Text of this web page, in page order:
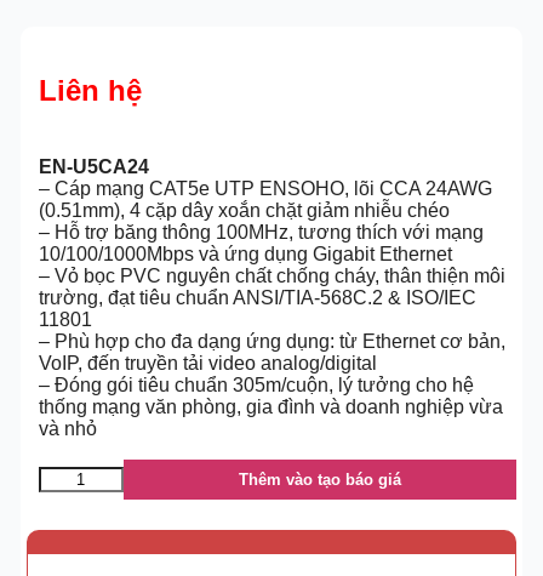
Liên hệ
EN-U5CA24
– Cáp mạng CAT5e UTP ENSOHO, lõi CCA 24AWG
(0.51mm), 4 cặp dây xoắn chặt giảm nhiễu chéo
– Hỗ trợ băng thông 100MHz, tương thích với mạng
10/100/1000Mbps và ứng dụng Gigabit Ethernet
– Vỏ bọc PVC nguyên chất chống cháy, thân thiện môi
trường, đạt tiêu chuẩn ANSI/TIA-568C.2 & ISO/IEC
11801
– Phù hợp cho đa dạng ứng dụng: từ Ethernet cơ bản,
VoIP, đến truyền tải video analog/digital
– Đóng gói tiêu chuẩn 305m/cuộn, lý tưởng cho hệ
thống mạng văn phòng, gia đình và doanh nghiệp vừa
và nhỏ
Thêm vào tạo báo giá